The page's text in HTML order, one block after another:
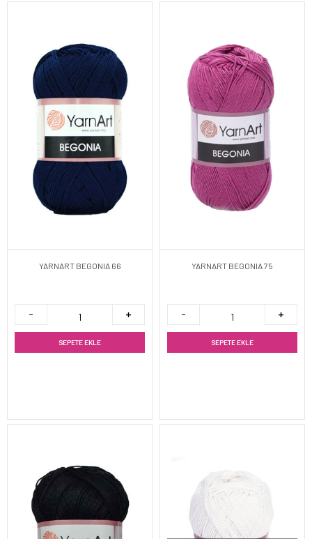
YARNART BEGONIA 66
SEPETE EKLE
YARNART BEGONIA 75
SEPETE EKLE